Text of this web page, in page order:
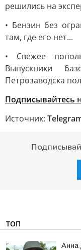
решились на
• Бензин без
там, где его нет...
• Свежее
Выпускники
Петрозаводска
Подписывайтесь
Источник:
ТОП
Анна